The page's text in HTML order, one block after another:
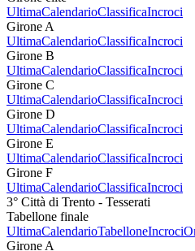
UltimaCalendarioClassificaIncroci
Girone A
UltimaCalendarioClassificaIncroci
Girone B
UltimaCalendarioClassificaIncroci
Girone C
UltimaCalendarioClassificaIncroci
Girone D
UltimaCalendarioClassificaIncroci
Girone E
UltimaCalendarioClassificaIncroci
Girone F
UltimaCalendarioClassificaIncroci
3° Città di Trento - Tesserati
Tabellone finale
UltimaCalendarioTabelloneIncroci
Girone A